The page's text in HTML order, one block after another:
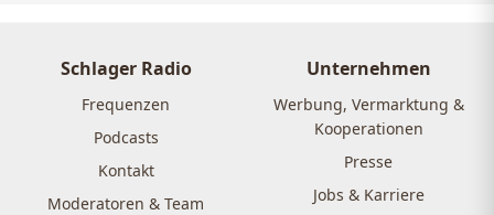
Schlager Radio
Frequenzen
Podcasts
Kontakt
Moderatoren & Team
Unternehmen
Werbung, Vermarktung &
Kooperationen
Presse
Jobs & Karriere